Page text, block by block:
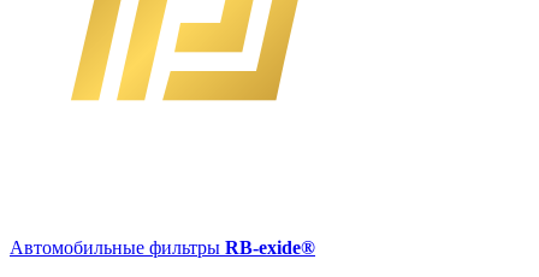
Автомобильные фильтры RB-exide®